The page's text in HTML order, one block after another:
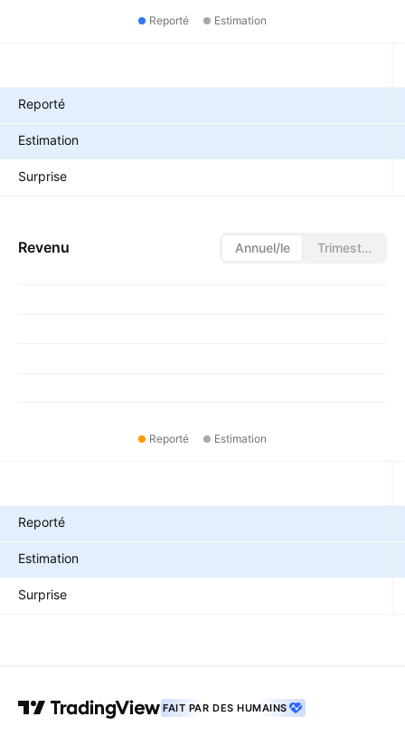
Reporté Estimation
Reporté
Estimation
Surprise
Revenu Annuel/le Trimestriel/le
Reporté Estimation
Reporté
Estimation
Surprise
FAIT PAR DES HUMAINS